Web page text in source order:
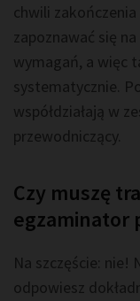
chwili
zapoznawać się
wymagań, a więc
systematycznie.
współdziałają w
przewodniczący.
Czy muszę
egzaminator
Na szczęście: nie!
odpowiesz